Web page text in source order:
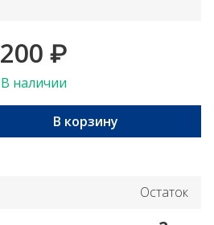
200 ₽
В наличии
В корзину
Остаток